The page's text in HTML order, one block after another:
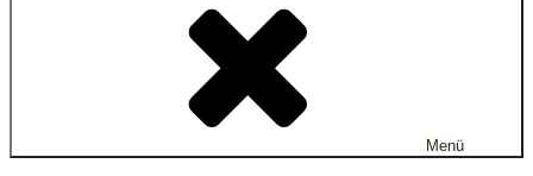
Menü